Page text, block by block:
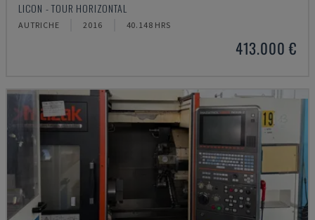
LICON - TOUR HORIZONTAL
AUTRICHE 2016 40.148 HRS
413.000 €